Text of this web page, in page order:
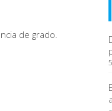
de grado.